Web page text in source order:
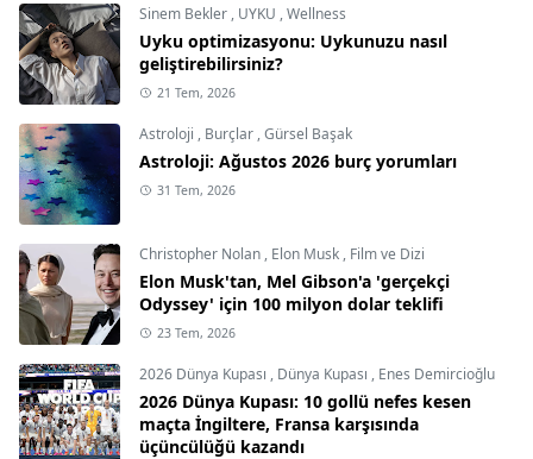
Sinem Bekler , UYKU ,Wellness
Uyku optimizasyonu: Uykunuzu nasıl
geliştirebilirsiniz?
21 Tem, 2026
Astroloji , Burçlar ,Gürsel Başak
Astroloji: Ağustos 2026 burç yorumları
31 Tem, 2026
Christopher Nolan , Elon Musk , Film ve Dizi
Elon Musk'tan, Mel Gibson'a 'gerçekçi
Odyssey' için 100 milyon dolar teklifi
23 Tem, 2026
2026 Dünya Kupası , Dünya Kupası , Enes Demircioğlu
2026 Dünya Kupası: 10 gollü nefes kesen
maçta İngiltere, Fransa karşısında
üçüncülüğü kazandı